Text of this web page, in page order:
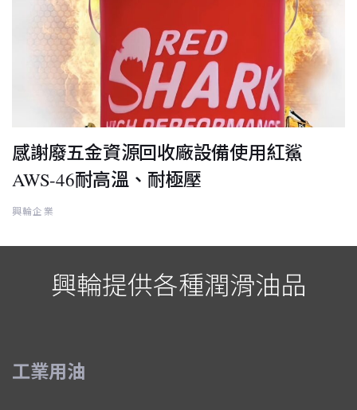
感謝廢五金資源回收廠設備使用紅鯊
AWS-46耐高溫、耐極壓
興輪企業
興輪提供各種潤滑油品
工業用油